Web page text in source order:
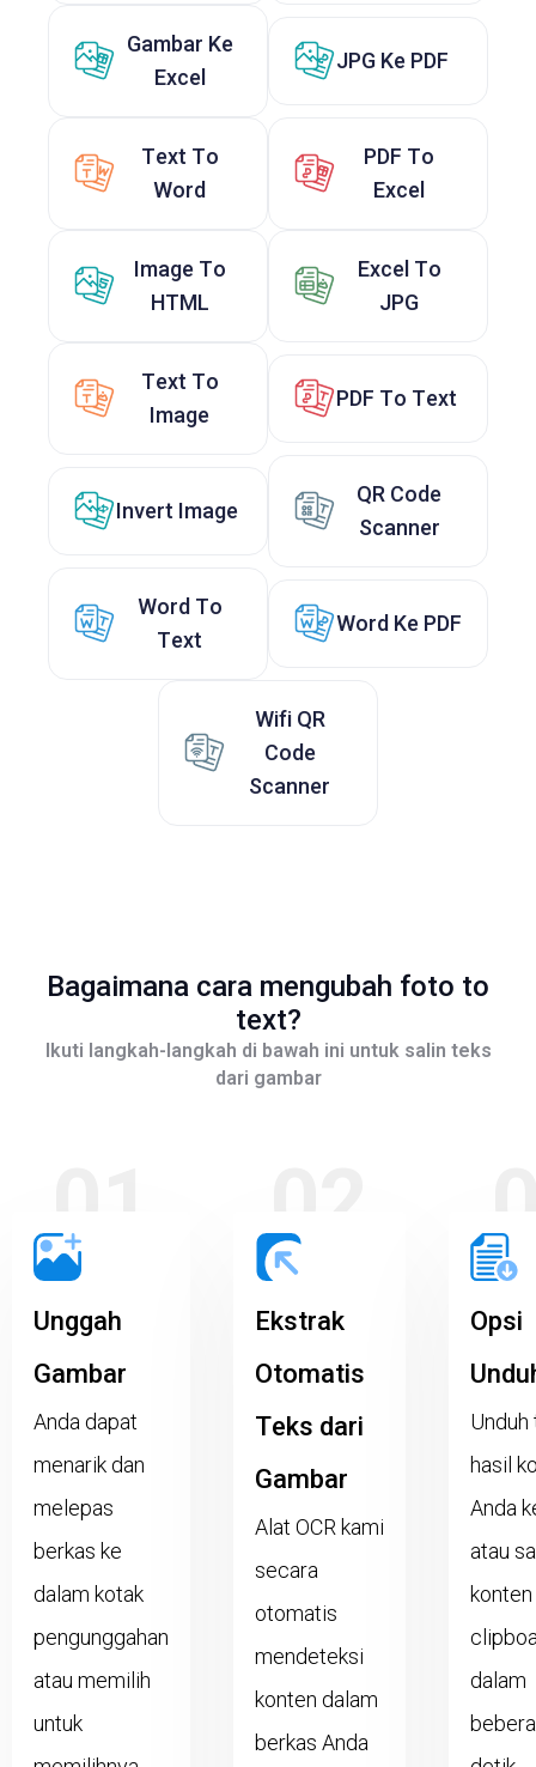
Gambar Ke
Excel
JPG Ke PDF
Text To
Word
PDF To
Excel
Image To
HTML
Excel To
JPG
Text To
Image
PDF To Text
Invert Image
QR Code
Scanner
Word To
Text
Word Ke PDF
Wifi QR
Code
Scanner
Bagaimana cara mengubah foto to
text?
Ikuti langkah-langkah di bawah ini untuk salin teks
dari gambar
Unggah
Gambar
Anda dapat
menarik dan
melepas
berkas ke
dalam kotak
pengunggahan
atau memilih
untuk
Ekstrak
Otomatis
Teks dari
Gambar
Alat OCR kami
secara
otomatis
mendeteksi
konten dalam
berkas Anda
Opsi
Unduh
hasil
Anda
atau
dalam